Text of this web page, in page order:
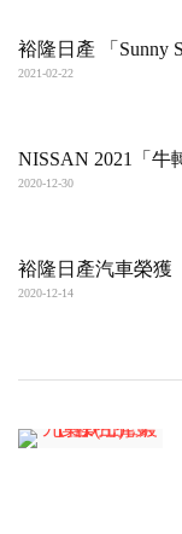
裕隆日產 「Sunny
2021-02-22
NISSAN 2021「牛
2020-12-30
裕隆日產汽車榮獲
2020-12-14